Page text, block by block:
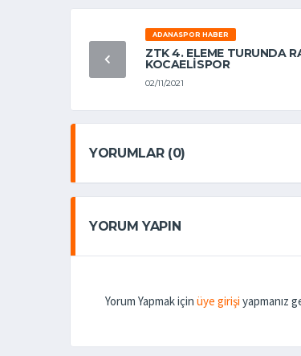
ADANASPOR HABER
ZTK 4. ELEME TURUNDA
KOCAELİSPOR
02/11/2021
YORUMLAR (0)
YORUM YAPIN
Yorum Yapmak için üye girişi yapmanız